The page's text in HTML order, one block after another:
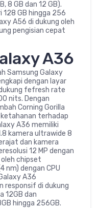
8 GB dan 12 GB).
128 GB hingga 256
A56 di dukung oleh
pengisian cepat
A36
Samsung Galaxy
dengan layar
fefresh rate
nits. Dengan
Corning Gorilla
terhadap
A36 memiliki
kamera ultrawide 8
dan kamera
12 MP dengan
chipset
nm) dengan CPU
A36
responsif di dukung
12GB dan
hingga 256GB.